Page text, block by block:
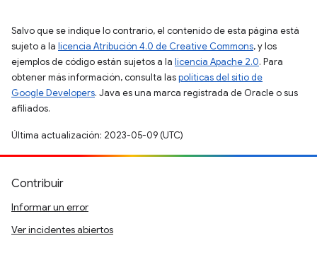
Salvo que se indique lo contrario, el contenido de esta página está
sujeto a la licencia Atribución 4.0 de Creative Commons, y los
ejemplos de código están sujetos a la licencia Apache 2.0. Para
obtener más información, consulta laspolíticas del sitio de
Google Developers. Java es una marca registrada de Oracle o sus
afiliados.
Última actualización: 2023-05-09 (UTC)
Contribuir
Informar un error
Ver incidentes abiertos